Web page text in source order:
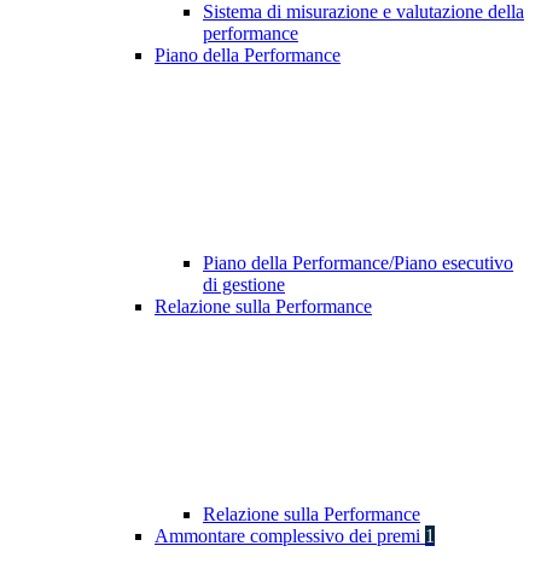
Sistema di misurazione e valutazione della
performance
Piano della Performance
Piano della Performance/Piano esecutivo
di gestione
Relazione sulla Performance
Relazione sulla Performance
Ammontare complessivo dei premi 1